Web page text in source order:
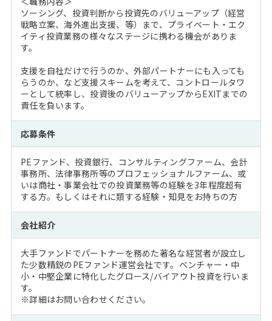
ソーシング、投資判断から投資先のバリューアップ（経営
戦略立案、海外進出支援、等）まで、プライベート・エク
イティ投資業務の様々なステージに携わる機会がありま
す。
支援を自社だけで行うのか、外部パートナーにも入っても
らうのか、など支援スキームを考えて、コントロールタワ
ーとして統率し、投資後のバリューアップからEXITまでの
責任を負います。
応募条件
PEファンド、投資銀行、コンサルティングファーム、会計
事務所、法律事務所等のプロフェッショナルファーム、或
いは商社・事業会社での投資業務等の経験を3年程度超有
する方。もしくはそれに類する経験・知見をお持ちの方
会社紹介
大手ファンドでパートナーを務めた著名な経営者が設立し
た少数精鋭のPEファンド運営会社です。ベンチャー・中
小・中堅企業に特化したグロース/バイアウト投資を行いま
す。
※詳細はお問い合わせください。